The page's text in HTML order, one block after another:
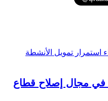
في مجال إصلاح قطاع